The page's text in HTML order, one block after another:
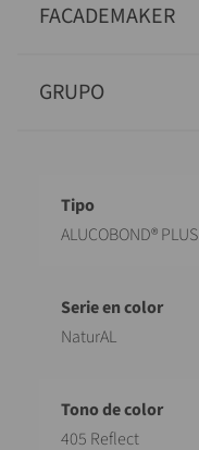
FACADEMAKER
GRUPO
Designación
ALUCOBOND® PLUS
NaturAL
405 Reflect